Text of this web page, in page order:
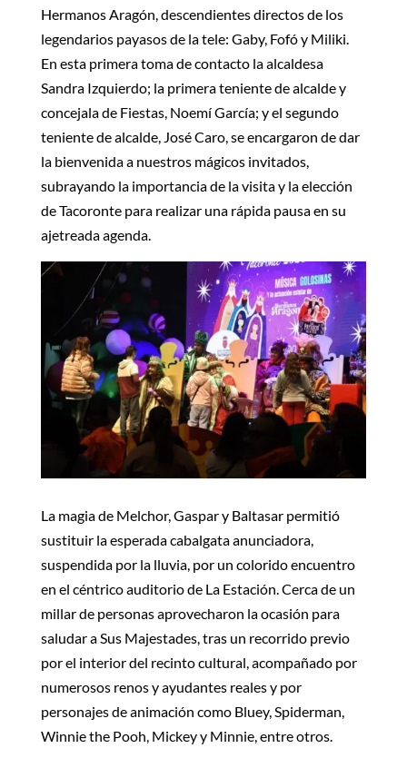
Hermanos Aragón, descendientes directos de los
legendarios payasos de la tele: Gaby, Fofó y Miliki.
En esta primera toma de contacto la alcaldesa
Sandra Izquierdo; la primera teniente de alcalde y
concejala de Fiestas, Noemí García; y el segundo
teniente de alcalde, José Caro, se encargaron de dar
la bienvenida a nuestros mágicos invitados,
subrayando la importancia de la visita y la elección
de Tacoronte para realizar una rápida pausa en su
ajetreada agenda.
La magia de Melchor, Gaspar y Baltasar permitió
sustituir la esperada cabalgata anunciadora,
suspendida por la lluvia, por un colorido encuentro
en el céntrico auditorio de La Estación. Cerca de un
millar de personas aprovecharon la ocasión para
saludar a Sus Majestades, tras un recorrido previo
por el interior del recinto cultural, acompañado por
numerosos renos y ayudantes reales y por
personajes de animación como Bluey, Spiderman,
Winnie the Pooh, Mickey y Minnie, entre otros.